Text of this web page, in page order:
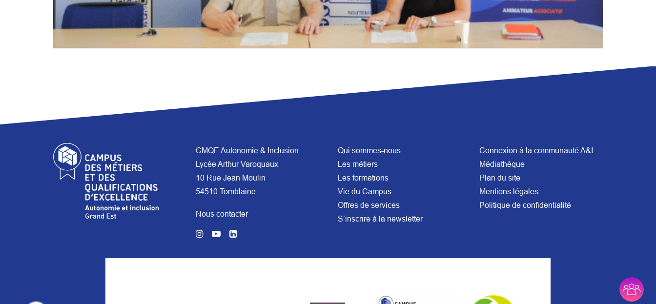
CMQE Autonomie & Inclusion
Lycée Arthur Varoquaux
10 Rue Jean Moulin
54510 Tomblaine
Nous contacter
Qui sommes-nous
Les métiers
Les formations
Vie du Campus
Offres de services
S’inscrire à la newsletter
Connexion à la communauté A&I
Médiathèque
Plan du site
Mentions légales
Politique de confidentialité